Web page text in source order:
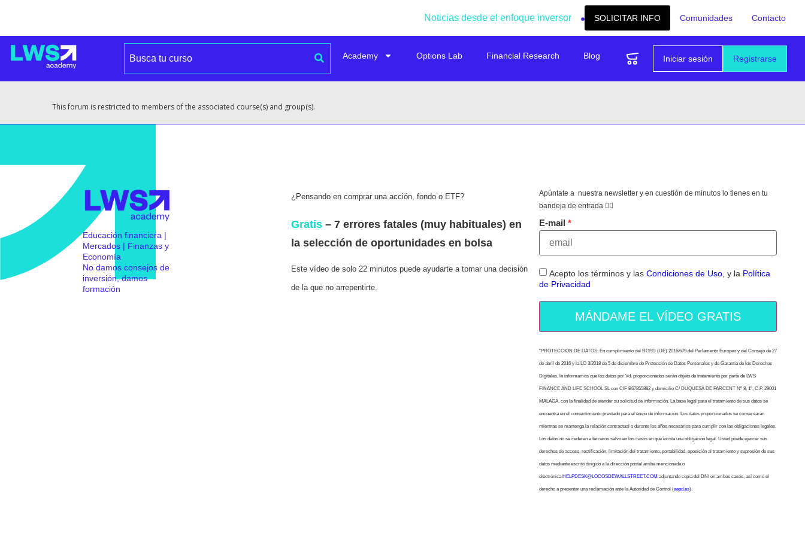
Noticias desde el enfoque inversor SOLICITAR INFO Comunidades Contacto
Registrarse
Iniciar sesión
Academy Options Lab Financial Research Blog
This forum is restricted to members of the associated course(s) and group(s).
Educación financiera |
Mercados | Finanzas y
Economía
No damos consejos de
inversión, damos
formación
¿Pensando en comprar una acción, fondo o ETF?
Gratis– 7 errores fatales (muy habituales) en
la selección de oportunidades en bolsa
Este vídeo de solo 22 minutos puede ayudarte a tomar una decisión
de la que no arrepentirte.
Apúntate a nuestra newsletter y en cuestión de minutos lo tienes en tu
bandeja de entrada 👇🏻
E-mail
Acepto los términos y las Condiciones de Uso, y la Política
de Privacidad
MÁNDAME EL VÍDEO GRATIS
“PROTECCION DE DATOS: En cumplimiento del RGPD (UE) 2016/679 del Parlamento Europeo y del Consejo de 27
de abril de 2016 y la LO 3/2018 de 5 de diciembre de Protección de Datos Personales y de Garantía de los Derechos
Digitales, le informamos que los datos por Vd. proporcionados serán objeto de tratamiento por parte de LWS
FINANCE AND LIFE SCHOOL SL con CIF B67855882 y domicilio C/ DUQUESA DE PARCENT Nº 8, 1º, C.P. 29001
MALAGA, con la finalidad de atender su solicitud de información. La base legal para el tratamiento de sus datos se
encuentra en el consentimiento prestado para el envío de información. Los datos proporcionados se conservarán
mientras se mantenga la relación contractual o durante los años necesarios para cumplir con las obligaciones legales.
Los datos no se cederán a terceros salvo en los casos en que exista una obligación legal. Usted puede ejercer sus
derechos de acceso, rectificación, limitación del tratamiento, portabilidad, oposición al tratamiento y supresión de sus
datos mediante escrito dirigido a la dirección postal arriba mencionada o
electrónica HELPDESK@LOCOSDEWALLSTREET.COM adjuntando copia del DNI en ambos casos, así como el
derecho a presentar una reclamación ante la Autoridad de Control (aepd.es).